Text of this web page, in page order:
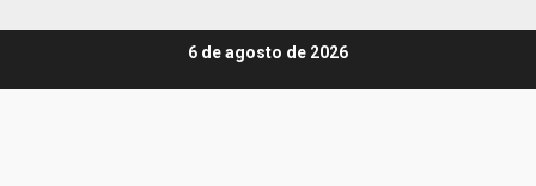
6 de agosto de 2026